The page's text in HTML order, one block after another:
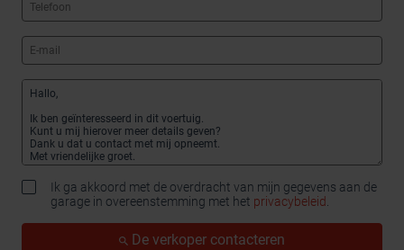
Ik ga akkoord met de overdracht van mijn gegevens aan de
garage in overeenstemming met het privacybeleid.
De verkoper contacteren